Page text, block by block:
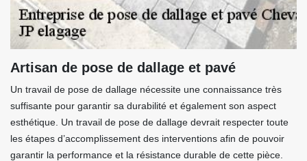
Artisan de pose de dallage et pavé
Un travail de pose de dallage nécessite une connaissance très
suffisante pour garantir sa durabilité et également son aspect
esthétique. Un travail de pose de dallage devrait respecter toute
les étapes d’accomplissement des interventions afin de pouvoir
garantir la performance et la résistance durable de cette pièce.